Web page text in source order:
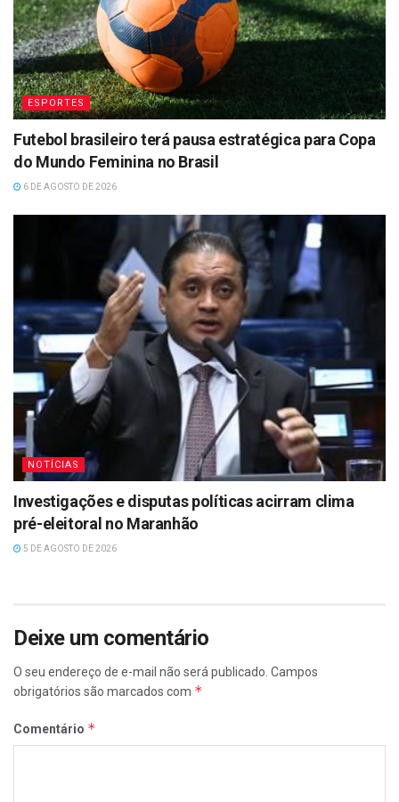
ESPORTES
Futebol brasileiro terá pausa estratégica para Copa
do Mundo Feminina no Brasil
6 DE AGOSTO DE 2026
NOTÍCIAS
Investigações e disputas políticas acirram clima
pré-eleitoral no Maranhão
5 DE AGOSTO DE 2026
Deixe um comentário
O seu endereço de e-mail não será publicado. Campos
obrigatórios são marcados com *
Comentário *